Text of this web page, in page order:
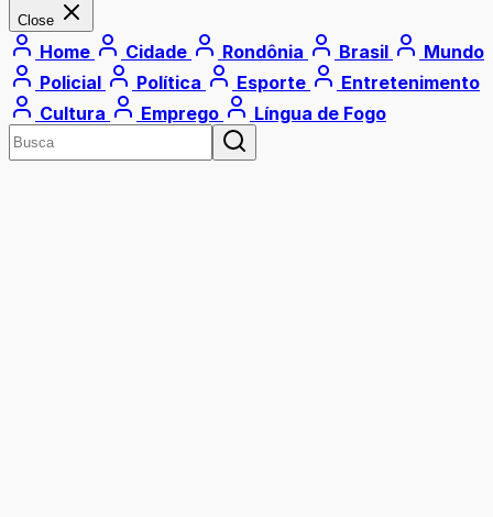
Close
Home Cidade Rondônia Brasil
Mundo
Policial
Política Esporte
Entretenimento
Cultura
Emprego Língua de Fogo